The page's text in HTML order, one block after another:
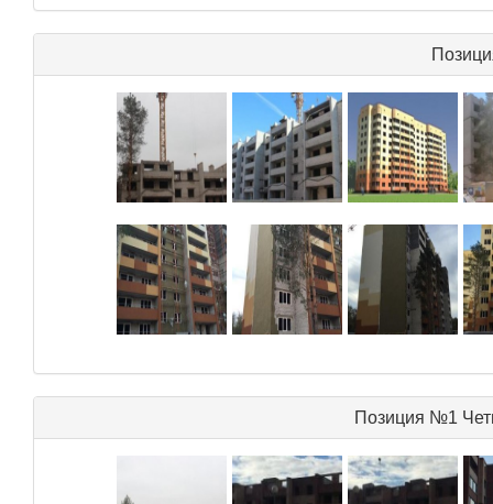
Позиция №1